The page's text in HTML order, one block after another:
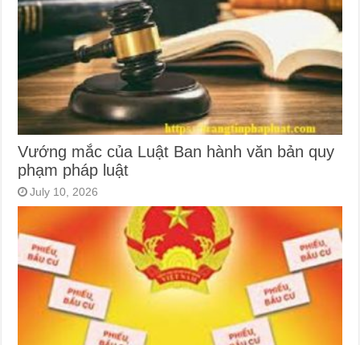
Vướng mắc của Luật Ban hành văn bản quy
phạm pháp luật
July 10, 2026